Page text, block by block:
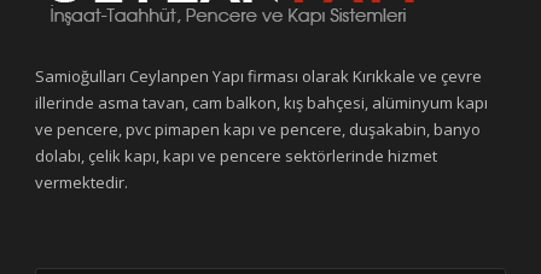
Samioğulları Ceylanpen Yapı firması olarak Kırıkkale ve çevre
illerinde asma tavan, cam balkon, kış bahçesi, alüminyum kapı
ve pencere, pvc pimapen kapı ve pencere, duşakabin, banyo
dolabı, çelik kapı, kapı ve pencere sektörlerinde hizmet
vermektedir.